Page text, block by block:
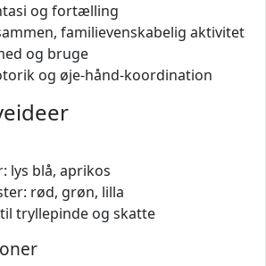
og fortælling
familievenskabelig aktivitet
og bruge
og øje-hånd-koordination
lys blå, aprikos
rød, grøn, lilla
tryllepinde og skatte